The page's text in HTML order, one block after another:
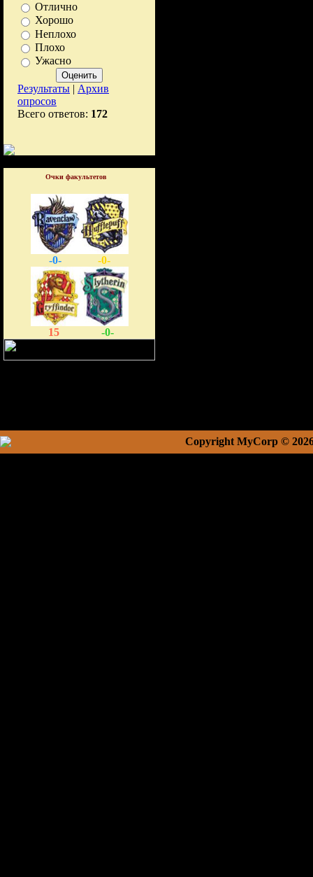
Отлично
Хорошо
Неплохо
Плохо
Ужасно
Результаты | Архив
опросов
Всего ответов: 172
Очки факультетов
-0- -0-
15 -0-
Copyright MyCorp ©